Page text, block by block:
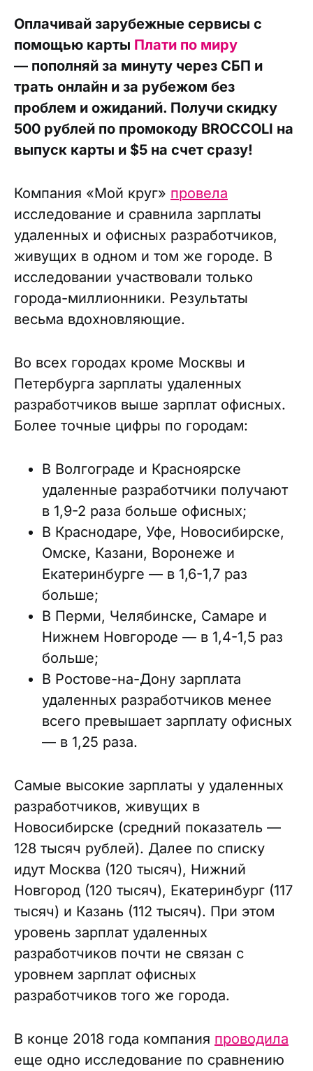
Оплачивай зарубежные сервисы с
помощью карты Плати по миру
— пополняй за минуту через СБП и
трать онлайн и за рубежом без
проблем и ожиданий. Получи скидку
500 рублей по промокоду BROCCOLI на
выпуск карты и $5 на счет сразу!
Компания «Мой круг» провела
исследование и сравнила зарплаты
удаленных и офисных разработчиков,
живущих в одном и том же городе. В
исследовании участвовали только
города-миллионники. Результаты
весьма вдохновляющие.
Во всех городах кроме Москвы и
Петербурга зарплаты удаленных
разработчиков выше зарплат офисных.
Более точные цифры по городам:
В Волгограде и Красноярске
удаленные разработчики получают
в 1,9-2 раза больше офисных;
В Краснодаре, Уфе, Новосибирске,
Омске, Казани, Воронеже и
Екатеринбурге — в 1,6-1,7 раз
больше;
В Перми, Челябинске, Самаре и
Нижнем Новгороде — в 1,4-1,5 раз
больше;
В Ростове-на-Дону зарплата
удаленных разработчиков менее
всего превышает зарплату офисных
— в 1,25 раза.
Самые высокие зарплаты у удаленных
разработчиков, живущих в
Новосибирске (средний показатель —
128 тысяч рублей). Далее по списку
идут Москва (120 тысяч), Нижний
Новгород (120 тысяч), Екатеринбург (117
тысяч) и Казань (112 тысяч). При этом
уровень зарплат удаленных
разработчиков почти не связан с
уровнем зарплат офисных
разработчиков того же города.
В конце 2018 года компания проводила
еще одно исследование по сравнению